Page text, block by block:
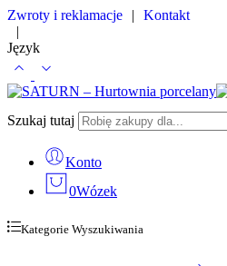
Zwroty i reklamacje |
Kontakt
|
Język
Szukaj tutaj
Konto
0Wózek
Kategorie Wyszukiwania